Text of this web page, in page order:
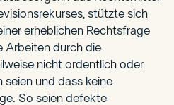
stützte sich
erheblichen Rechtsfrage
Arbeiten durch die
nicht ordentlich oder
und dass keine
So seien defekte